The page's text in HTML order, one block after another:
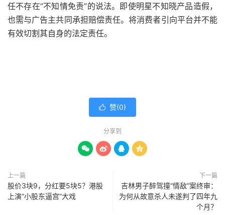
任不存在“不知情免责”的说法。即使明星不知晓产品造假，
也需与广告主共同承担赔偿责任。将消费者引向平台并不能
有效切割其自身的法定责任。
 赞(0)
分享到
   
上一篇
股价3块9，分红要5块5？港股
上演“小股东逼宫”大戏
下一篇
吉林男子醉驾撞“情敌”案终审：
为何从故意杀人未遂判了四年九
个月？